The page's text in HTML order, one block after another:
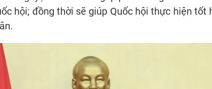
hội; đồng thời sẽ giúp Quốc hội thực hiện tốt